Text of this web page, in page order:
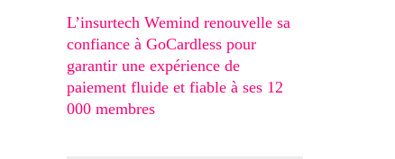
L’insurtech Wemind renouvelle sa
confiance à GoCardless pour
garantir une expérience de
paiement fluide et fiable à ses 12
000 membres